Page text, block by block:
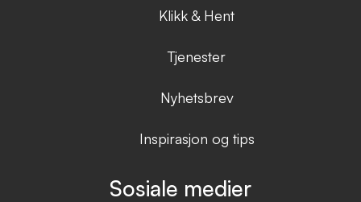
Klikk & Hent
Tjenester
Nyhetsbrev
Inspirasjon og tips
Sosiale medier